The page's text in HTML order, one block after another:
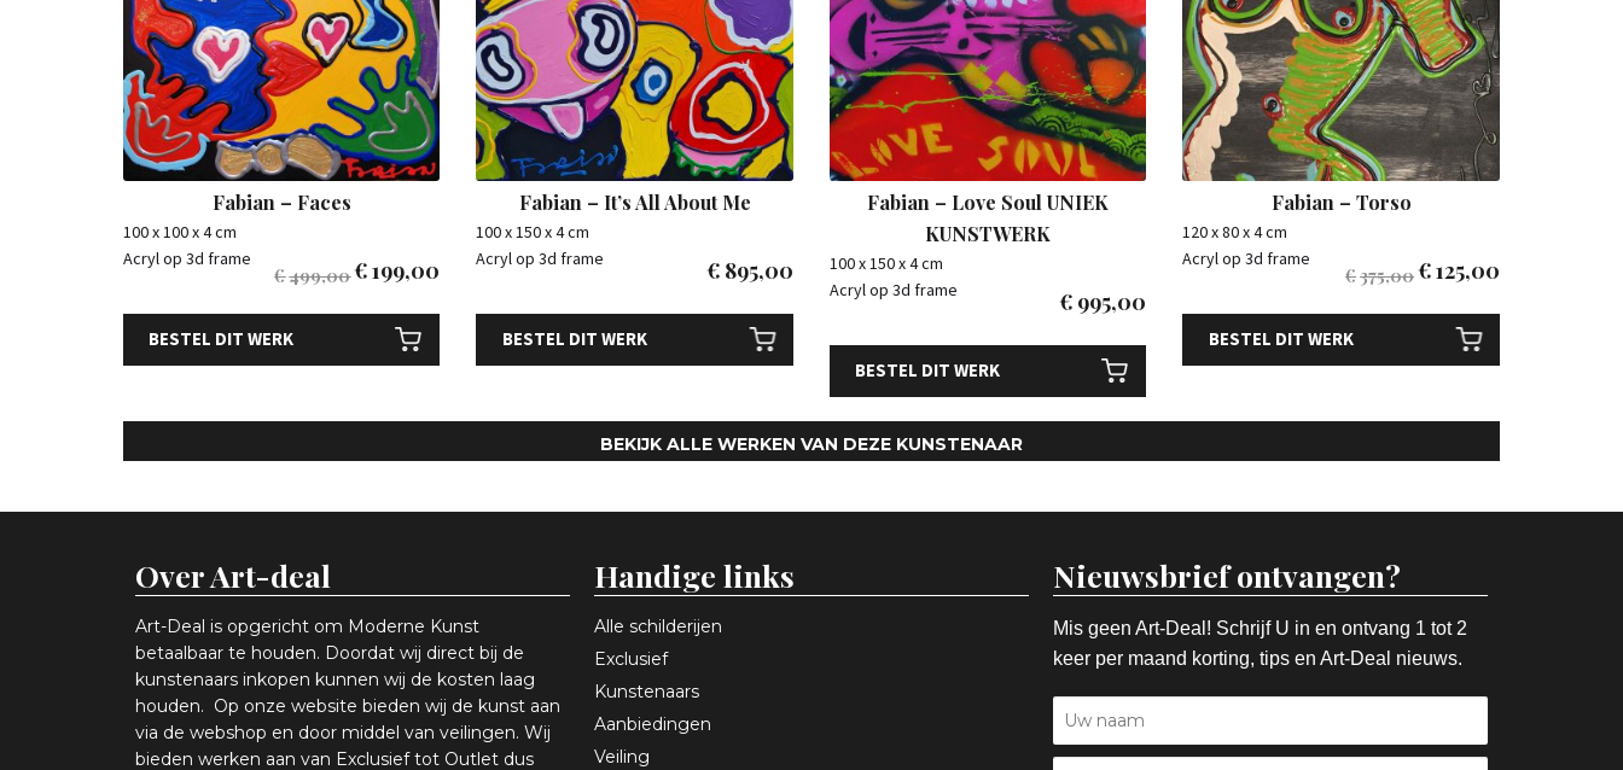
Fabian – Faces
100 x 100 x 4 cm
Acryl op 3d frame
€499,00€199,00
BESTEL DIT WERK
Fabian – It’s All About Me
100 x 150 x 4 cm
Acryl op 3d frame
€ 895,00
BESTEL DIT WERK
Fabian – Love Soul UNIEK
KUNSTWERK
100 x 150 x 4 cm
Acryl op 3d frame
€ 995,00
BESTEL DIT WERK
Fabian – Torso
120 x 80 x 4 cm
Acryl op 3d frame
€375,00€125,00
BESTEL DIT WERK
BEKIJK ALLE WERKEN VAN DEZE KUNSTENAAR
Over Art-deal
Art-Deal is opgericht om Moderne Kunst
betaalbaar te houden. Doordat wij direct bij de
kunstenaars inkopen kunnen wij de kosten laag
houden. Op onze website bieden wij de kunst aan
via de webshop en door middel van veilingen. Wij
bieden werken aan van Exclusief tot Outlet dus
Handige links
Alle schilderijen
Exclusief
Kunstenaars
Aanbiedingen
Veiling
Nieuwsbrief ontvangen?
Mis geen Art-Deal! Schrijf U in en ontvang 1 tot 2
keer per maand korting, tips en Art-Deal nieuws.